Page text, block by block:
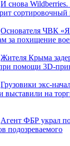
И снова Wildberries.
сортировочный
Основателя ЧВК
за похищение
Жителя Крыма
помощи
Грузовики экс-
выставили на
Агент ФБР украл
подозреваемого